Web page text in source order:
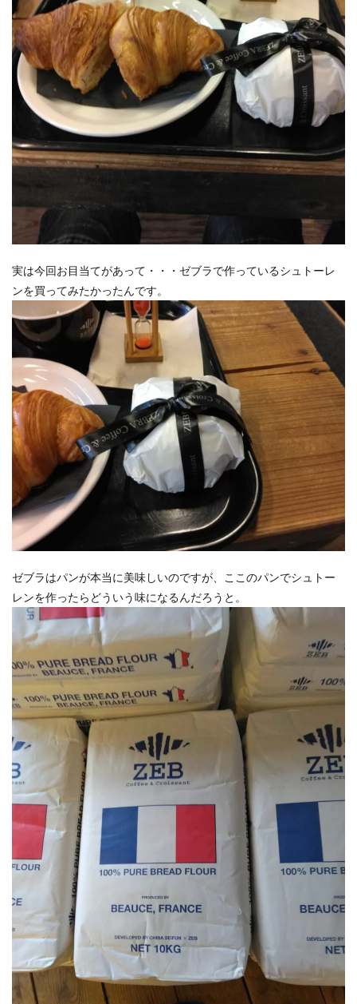
実は今回お目当てがあって・・・ゼブラで作っているシュトーレ
ンを買ってみたかったんです。
ゼブラはパンが本当に美味しいのですが、ここのパンでシュトー
レンを作ったらどういう味になるんだろうと。